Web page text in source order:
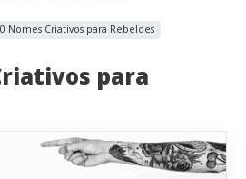
Nomes Criativos para Rebeldes
para